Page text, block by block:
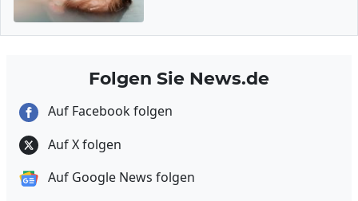
Folgen Sie News.de
Auf Facebook folgen
Auf X folgen
Auf Google News folgen